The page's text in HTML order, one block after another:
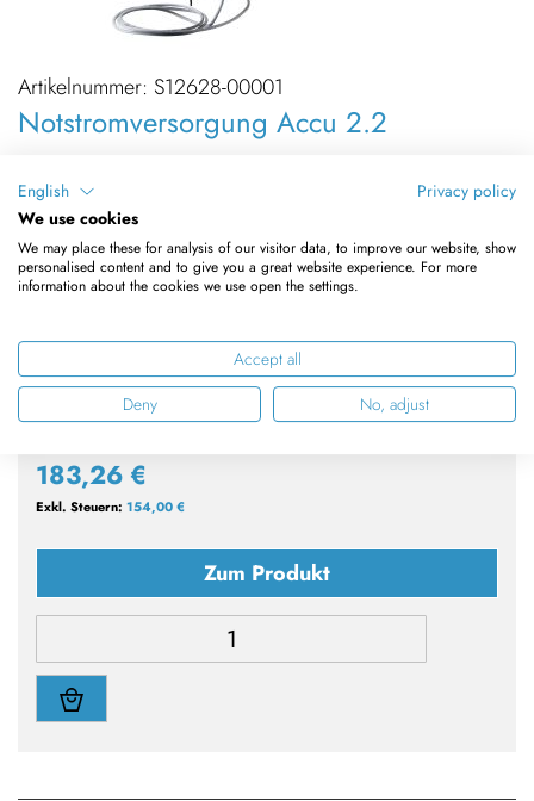
Artikelnummer: S12628-00001
Notstromversorgung Accu 2.2
Accu 2.2
24 V, 2.200 mAh, 322 x 105 x 105 ML
inkl. integrierter Ladeelektronik
Vergleichen Merkliste
183,26 €
154,00 €
Zum Produkt
English
Privacy policy
We use cookies
We may place these for analysis of our visitor data, to improve our website, show
personalised content and to give you a great website experience. For more
information about the cookies we use open the settings.
Accept all
Deny
No, adjust